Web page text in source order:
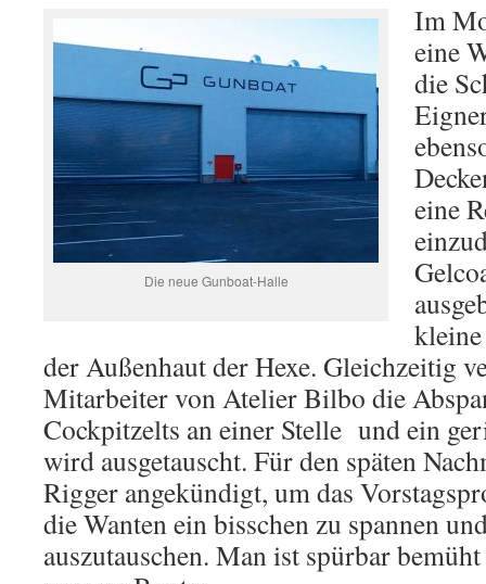
Die neue Gunboat-Halle
Im
eine
die
eine
der Außenhaut der Hexe. Gleichzeitig
Mitarbeiter von Atelier Bilbo die
Cockpitzelts an einer Stelle und ein
wird ausgetauscht. Für den späten
Rigger angekündigt, um das
die Wanten ein bisschen zu spannen
auszutauschen. Man ist spürbar